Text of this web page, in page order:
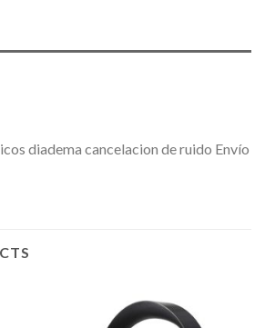
diadema cancelacion de ruido Envío